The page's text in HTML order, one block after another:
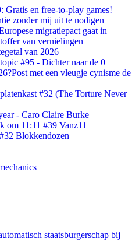
Gratis en free-to-play games!
zonder mij uit te nodigen
migratiepact gaat in
van vernielingen
van 2026
#95 - Dichter naar de 0
met een vleugje cynisme de
#32 (The Torture Never
- Caro Claire Burke
om 11:11 #39 Vanz11
Blokkendozen
staatsburgerschap bij